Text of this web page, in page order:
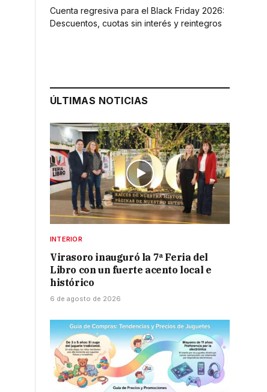
Cuenta regresiva para el Black Friday 2026:
Descuentos, cuotas sin interés y reintegros
ÚLTIMAS NOTICIAS
INTERIOR
Virasoro inauguró la 7ª Feria del
Libro con un fuerte acento local e
histórico
6 de agosto de 2026